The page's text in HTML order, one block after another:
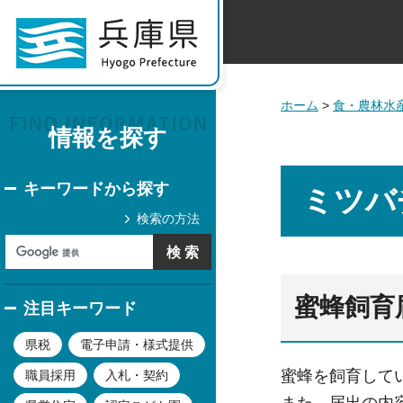
情報を探す
キーワードから探す
検索の方法
注目キーワード
県税 電子申請・様式提供
職員採用 入札・契約
ホーム > 食・農林水
ミツ
蜜蜂飼
蜜蜂を飼育して